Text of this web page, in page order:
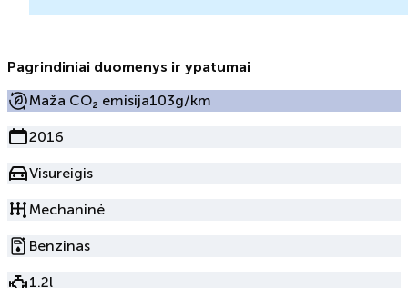
Pagrindiniai duomenys ir ypatumai
Maža CO₂ emisija103g/km
2016
Visureigis
Mechaninė
Benzinas
1.2l